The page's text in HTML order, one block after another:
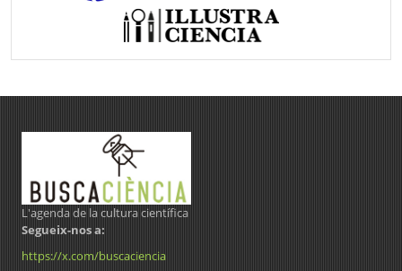
L'agenda de la cultura científica
Segueix-nos a:
https://x.com/buscaciencia